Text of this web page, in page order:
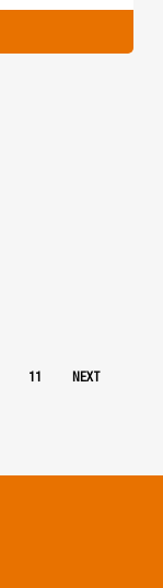
11 NEXT